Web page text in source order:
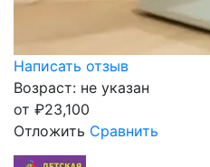
Написать отзыв
Возраст: не указан
от ₽23,100
Отложить Сравнить